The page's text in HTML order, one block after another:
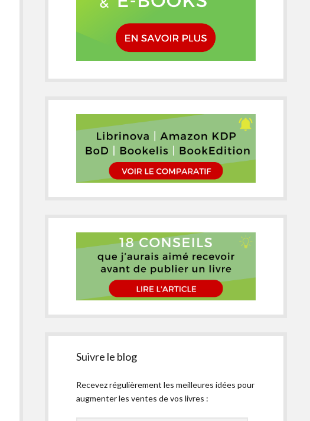
Suivre le blog
Recevez régulièrement les meilleures idées pour
augmenter les ventes de vos livres :